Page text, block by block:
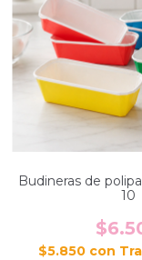
Budineras de
10
$5.850 con